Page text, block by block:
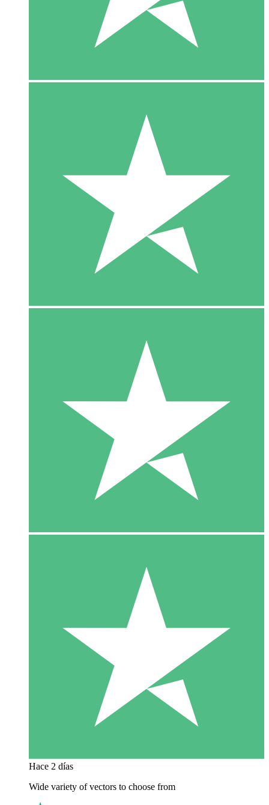
Hace 2 días
Wide variety of vectors to choose from